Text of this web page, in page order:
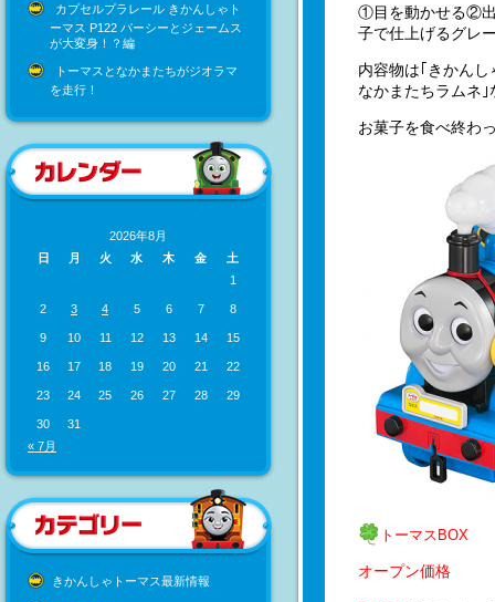
カプセルプラレール きかんしゃト
ーマス P122 パーシーとジェームス
が大変身！？編
トーマスとなかまたちがジオラマ
を走行！
2026年8月
日
月 火 水 木 金
土
1
2 3 4 5 6 7 8
9 10 11 12 13 14 15
16 17 18 19 20 21 22
23 24 25 26 27 28 29
30
31
« 7月
きかんしゃトーマス最新情報
①目を動かせる②
子で仕上げるグレ
内容物は｢きかん
なかまたちラムネ｣
お菓子を食べ終わ
トーマスBOX
オープン価格